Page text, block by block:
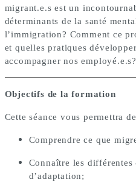
migrant.e.s est un
déterminants de la santé
l’immigration? Comment ce
et quelles pratiques
accompagner nosemployé.e.s?
Objectifs de la formation
Cette séance vous permettra
Comprendre ce que
Connaître les différentes
d’adaptation;